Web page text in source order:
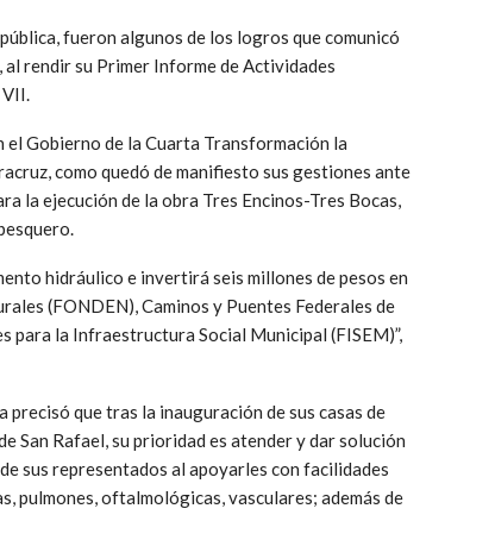
fueron algunos de los logros que comunicó
rendir su Primer Informe de Actividades
Gobierno de la Cuarta Transformación la
como quedó de manifiesto sus gestiones ante
la ejecución de la obra Tres Encinos-Tres Bocas,
hidráulico e invertirá seis millones de pesos en
(FONDEN), Caminos y Puentes Federales de
para la Infraestructura Social Municipal (FISEM)”,
que tras la inauguración de sus casas de
San Rafael, su prioridad es atender y dar solución
sus representados al apoyarles con facilidades
pulmones, oftalmológicas, vasculares; además de